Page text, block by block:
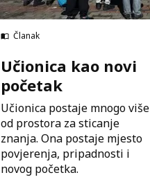
Članak
Učionica kao novi
početak
Učionica postaje mnogo više
od prostora za sticanje
znanja. Ona postaje mjesto
povjerenja, pripadnosti i
novog početka.